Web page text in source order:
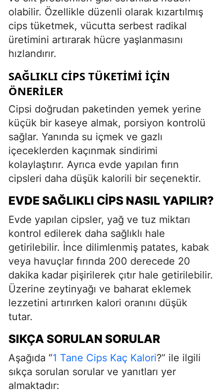
olabilir. Özellikle düzenli olarak kızartılmış
cips tüketmek, vücutta serbest radikal
üretimini artırarak hücre yaşlanmasını
hızlandırır.
SAĞLIKLI CIPS TÜKETIMI İÇIN
ÖNERILER
Cipsi doğrudan paketinden yemek yerine
küçük bir kaseye almak, porsiyon kontrolü
sağlar. Yanında su içmek ve gazlı
içeceklerden kaçınmak sindirimi
kolaylaştırır. Ayrıca evde yapılan fırın
cipsleri daha düşük kalorili bir seçenektir.
EVDE SAĞLIKLI CIPS NASIL YAPILIR?
Evde yapılan cipsler, yağ ve tuz miktarı
kontrol edilerek daha sağlıklı hale
getirilebilir. İnce dilimlenmiş patates, kabak
veya havuçlar fırında 200 derecede 20
dakika kadar pişirilerek çıtır hale getirilebilir.
Üzerine zeytinyağı ve baharat eklemek
lezzetini artırırken kalori oranını düşük
tutar.
SIKÇA SORULAN SORULAR
Aşağıda “1 Tane Cips Kaç Kalori?” ile ilgili
sıkça sorulan sorular ve yanıtları yer
almaktadır: